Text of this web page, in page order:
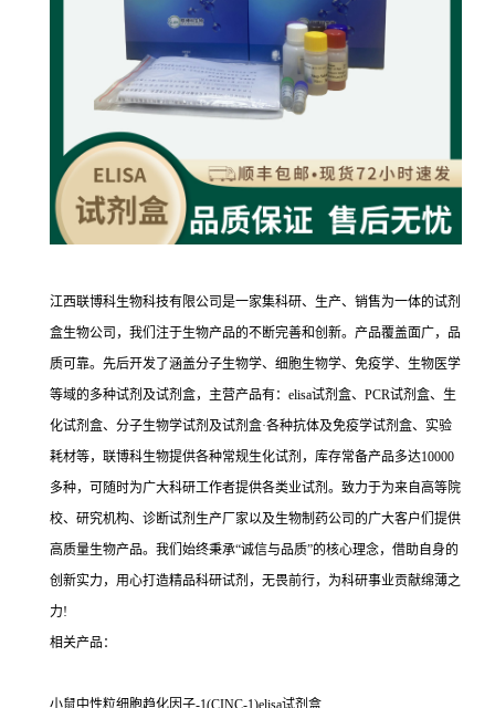
江西联博科生物科技有限公司是一家集科研、生产、销售为一体的试剂
盒生物公司，我们注于生物产品的不断完善和创新。产品覆盖面广，品
质可靠。先后开发了涵盖分子生物学、细胞生物学、免疫学、生物医学
等域的多种试剂及试剂盒，主营产品有：elisa试剂盒、PCR试剂盒、生
化试剂盒、分子生物学试剂及试剂盒·各种抗体及免疫学试剂盒、实验
耗材等，联博科生物提供各种常规生化试剂，库存常备产品多达10000
多种，可随时为广大科研工作者提供各类业试剂。致力于为来自高等院
校、研究机构、诊断试剂生产厂家以及生物制药公司的广大客户们提供
高质量生物产品。我们始终秉承“诚信与品质”的核心理念，借助自身的
创新实力，用心打造精品科研试剂，无畏前行，为科研事业贡献绵薄之
力!
相关产品：
小鼠中性粒细胞趋化因子-1(CINC-1)elisa试剂盒